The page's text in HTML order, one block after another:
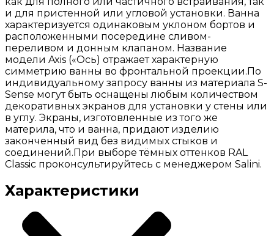
и для пристенной или угловой установки. Ванна
характеризуется одинаковым уклоном бортов и
расположенными посередине сливом-
переливом и донным клапаном. Название
модели Axis («Ось) отражает характерную
симметрию ванны во фронтальной проекции.По
индивидуальному запросу ванны из материала S-
Sense могут быть оснащены любым количеством
декоративных экранов для установки у стены или
в углу. Экраны, изготовленные из того же
материла, что и ванна, придают изделию
законченный вид без видимых стыков и
соединений.При выборе тёмных оттенков RAL
Classic проконсультируйтесь с менеджером Salini.
Характеристики